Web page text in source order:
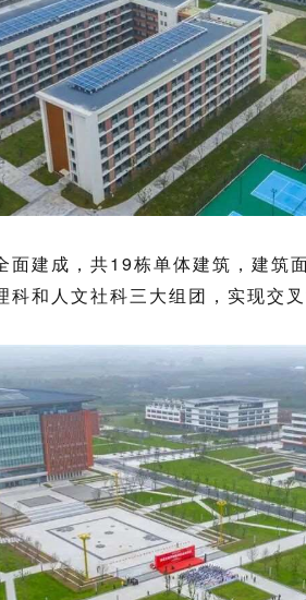
面建成，共19栋单体建筑，建筑
和人文社科三大组团，实现交叉